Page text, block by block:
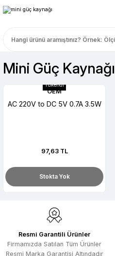
Mini Güç Kaynağı
Tükendi
OEM
AC 220V to DC 5V 0.7A 3.5W
97,63 TL
Stokta Yok
Resmi Garantili Ürünler
Firmamızda Satılan Tüm Ürünler
Resmi Marka Garantisi Altındadır